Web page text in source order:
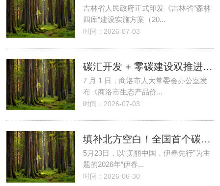
吉林省人民政府正式印发《吉林省“森林
四库”建设实施方案（20...
时间：2026-07-03
碳汇开发 + 零碳建设双推进，商洛条例草案征求意见至 7 月底
7 月 1 日，商洛市人大常委会办公室发
布《商洛市生态产品价...
时间：2026-07-03
填补北方空白！全国首个碳汇“质检平台”落户伊春，打通林业碳汇“南北大通道”
5月23日，以“美丽中国，伊春先行”为主
题的2026年“伊春...
时间：2026-06-30